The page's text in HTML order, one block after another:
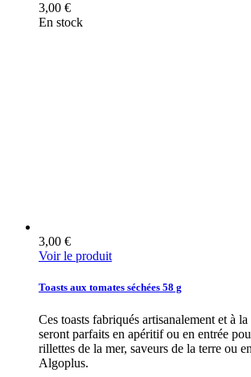
3,00 €
En stock
3,00 €
Voir le produit
Toasts aux tomates séchées 58 g
Ces toasts fabriqués artisanalement et à
seront parfaits en apéritif ou en entrée
rillettes de la mer, saveurs de la terre ou
Algoplus.